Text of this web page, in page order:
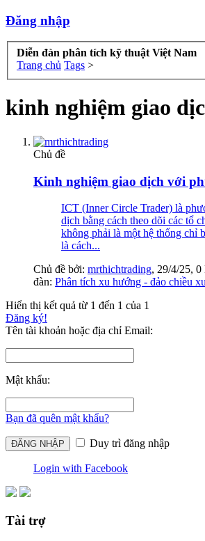
Đăng nhập
Diễn đàn phân tích kỹ thuật Việt Nam
Trang chủ Tags >
kinh nghiệm giao
Chủ đề
Kinh nghiệm giao dịch với
ICT (Inner Circle Trader) là
dịch bằng cách theo dõi các tổ
không phải là một hệ thống chỉ
là cách...
Chủ đề bởi: mrthichtrading, 29/4/25, 0
đàn: Phân tích xu hướng - đảo chiều
Hiển thị kết quả từ 1 đến 1 của 1
Đăng ký!
Tên tài khoản hoặc địa chỉ Email:
Mật khẩu:
Bạn đã quên mật khẩu?
Duy trì đăng nhập
Login with Facebook
Tài trợ